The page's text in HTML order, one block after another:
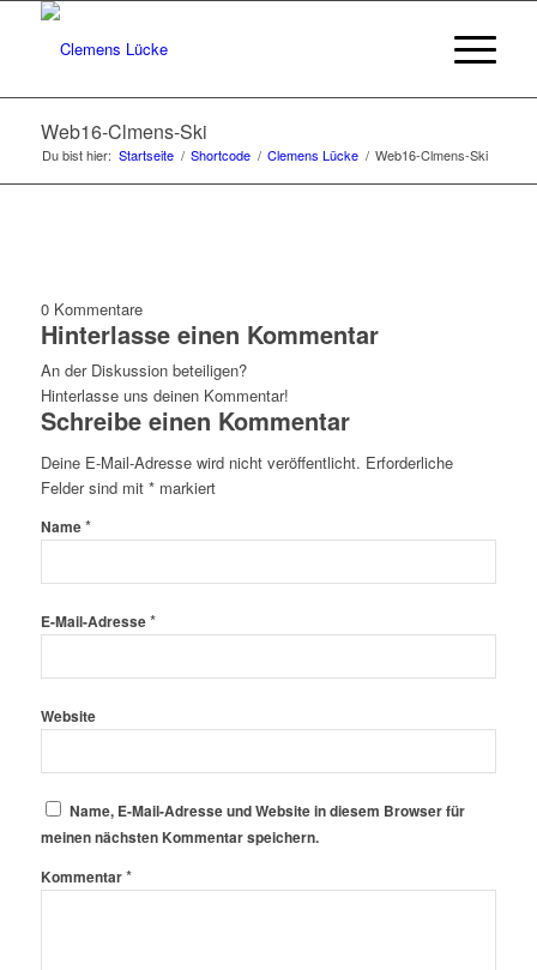
Web16-Clmens-Ski
Du bist hier: Startseite / Shortcode / Clemens Lücke / Web16-Clmens-Ski
0 Kommentare
Hinterlasse einen Kommentar
An der Diskussion beteiligen?
Hinterlasse uns deinen Kommentar!
Schreibe einen Kommentar
Deine E-Mail-Adresse wird nicht veröffentlicht. Erforderliche
Felder sind mit *markiert
Name*
E-Mail-Adresse*
Website
Name, E-Mail-Adresse und Website in diesem Browser für
meinen nächsten Kommentar speichern.
Kommentar*